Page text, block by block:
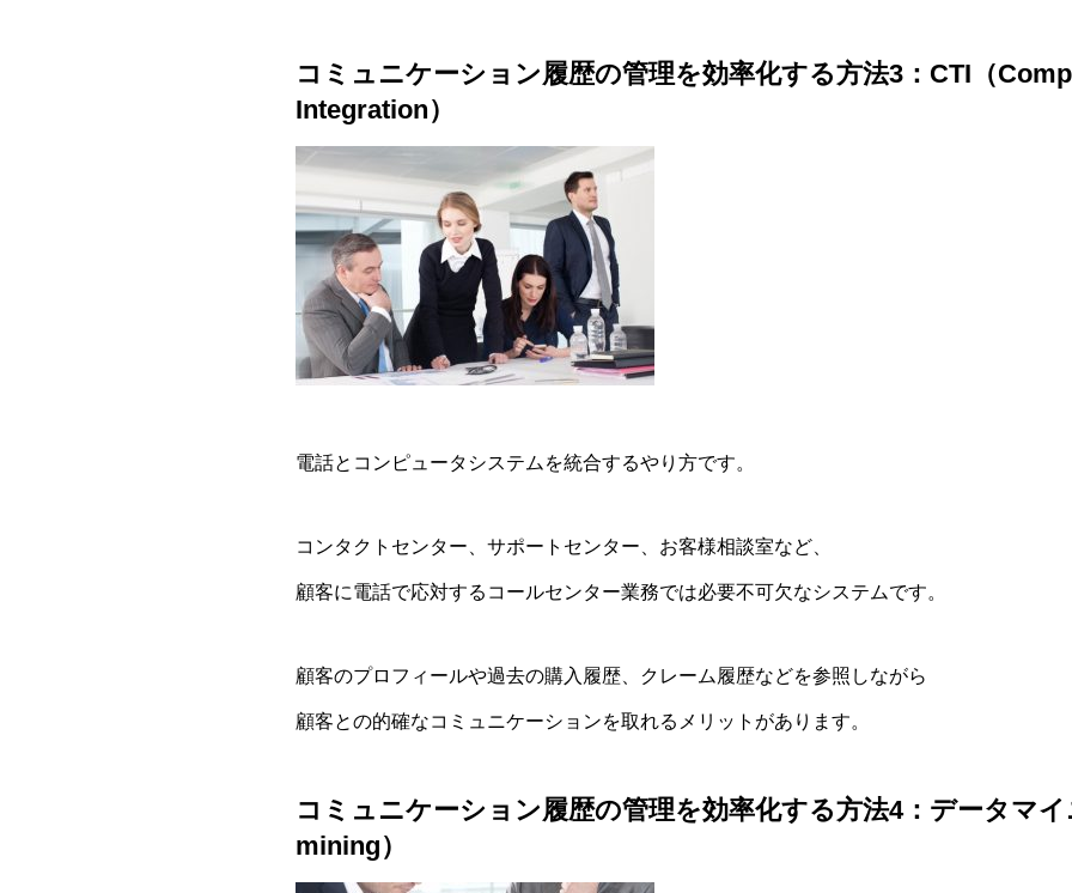
コミュニケーション履歴の管理を効率化する方法3：CTI（
Integration）
電話とコンピュータシステムを統合するやり方です。
コンタクトセンター、サポートセンター、お客様相談室など、
顧客に電話で応対するコールセンター業務では必要不可欠なシステムです。
顧客のプロフィールや過去の購入履歴、クレーム履歴などを参照しながら
顧客との的確なコミュニケーションを取れるメリットがあります。
コミュニケーション履歴の管理を効率化する方法4：データマ
mining）